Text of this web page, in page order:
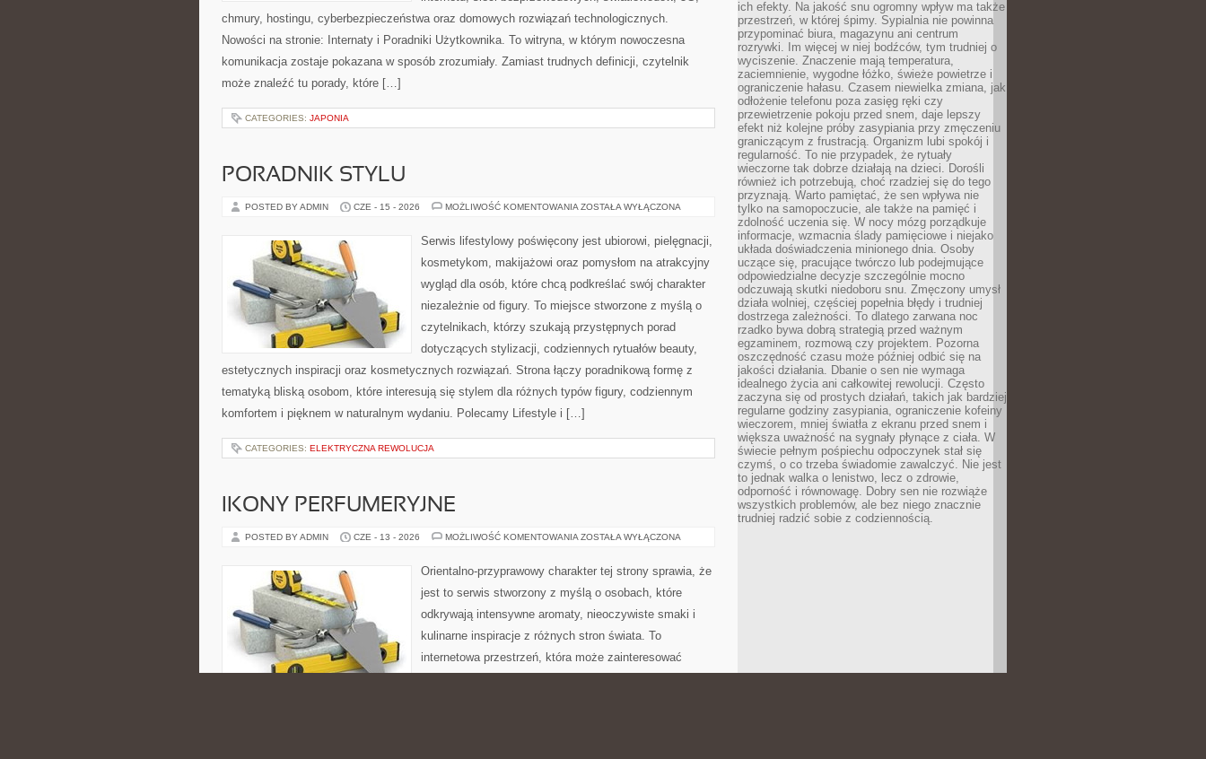
chmury, hostingu, cyberbezpieczeństwa oraz domowych rozwiązań technologicznych.
Nowości na stronie: Internaty i Poradniki Użytkownika. To witryna, w którym nowoczesna
komunikacja zostaje pokazana w sposób zrozumiały. Zamiast trudnych definicji, czytelnik
może znaleźć tu porady, które […]
CATEGORIES: JAPONIA
PORADNIK STYLU
POSTED BY ADMIN CZE - 15 - 2026 MOŻLIWOŚĆ KOMENTOWANIA PORADNIK
ZOSTAŁA WYŁĄCZONA
Serwis lifestylowy poświęcony jest ubiorowi, pielęgnacji,
kosmetykom, makijażowi oraz pomysłom na atrakcyjny
wygląd dla osób, które chcą podkreślać swój charakter
niezależnie od figury. To miejsce stworzone z myślą o
czytelnikach, którzy szukają przystępnych porad
dotyczących stylizacji, codziennych rytuałów beauty,
estetycznych inspiracji oraz kosmetycznych rozwiązań. Strona łączy poradnikową formę z
tematyką bliską osobom, które interesują się stylem dla różnych typów figury, codziennym
komfortem i pięknem w naturalnym wydaniu. Polecamy Lifestyle i […]
CATEGORIES: ELEKTRYCZNA REWOLUCJA
IKONY PERFUMERYJNE
POSTED BY ADMIN CZE - 13 - 2026 MOŻLIWOŚĆ KOMENTOWANIA IKONY
ZOSTAŁA WYŁĄCZONA
Orientalno-przyprawowy charakter tej strony sprawia, że
jest to serwis stworzony z myślą o osobach, które
odkrywają intensywne aromaty, nieoczywiste smaki i
kulinarne inspiracje z różnych stron świata. To
internetowa przestrzeń, która może zainteresować
ich efekty. Na jakość snu ogromny wpływ ma także
przestrzeń, w której śpimy. Sypialnia nie powinna
przypominać biura, magazynu ani centrum
rozrywki. Im więcej w niej bodźców, tym trudniej o
wyciszenie. Znaczenie mają temperatura,
zaciemnienie, wygodne łóżko, świeże powietrze i
ograniczenie hałasu. Czasem niewielka zmiana, jak
odłożenie telefonu poza zasięg ręki czy
przewietrzenie pokoju przed snem, daje lepszy
efekt niż kolejne próby zasypiania przy zmęczeniu
graniczącym z frustracją. Organizm lubi spokój i
regularność. To nie przypadek, że rytuały
wieczorne tak dobrze działają na dzieci. Dorośli
również ich potrzebują, choć rzadziej się do tego
przyznają. Warto pamiętać, że sen wpływa nie
tylko na samopoczucie, ale także na pamięć i
zdolność uczenia się. W nocy mózg porządkuje
informacje, wzmacnia ślady pamięciowe i niejako
układa doświadczenia minionego dnia. Osoby
uczące się, pracujące twórczo lub podejmujące
odpowiedzialne decyzje szczególnie mocno
odczuwają skutki niedoboru snu. Zmęczony umysł
działa wolniej, częściej popełnia błędy i trudniej
dostrzega zależności. To dlatego zarwana noc
rzadko bywa dobrą strategią przed ważnym
egzaminem, rozmową czy projektem. Pozorna
oszczędność czasu może później odbić się na
jakości działania. Dbanie o sen nie wymaga
idealnego życia ani całkowitej rewolucji. Często
zaczyna się od prostych działań, takich jak bardziej
regularne godziny zasypiania, ograniczenie kofeiny
wieczorem, mniej światła z ekranu przed snem i
większa uważność na sygnały płynące z ciała. W
świecie pełnym pośpiechu odpoczynek stał się
czymś, o co trzeba świadomie zawalczyć. Nie jest
to jednak walka o lenistwo, lecz o zdrowie,
odporność i równowagę. Dobry sen nie rozwiąże
wszystkich problemów, ale bez niego znacznie
trudniej radzić sobie z codziennością.